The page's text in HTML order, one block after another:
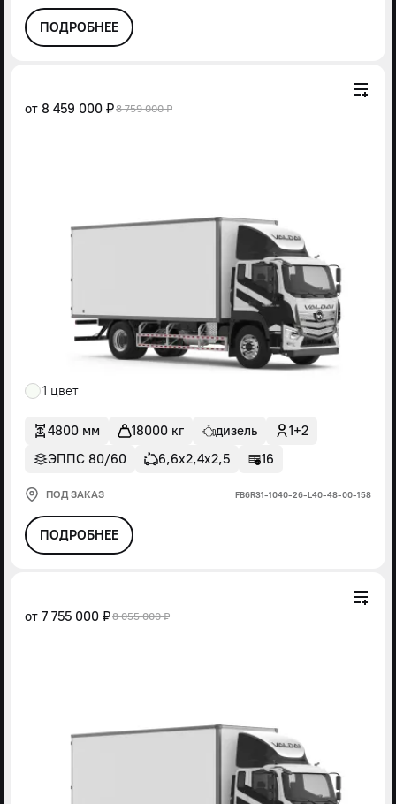
ПОДРОБНЕЕ
от 8 459 000 ₽8 759 000 ₽
1 цвет
4800 мм 18000 кг дизель
1+2
ЭППС 80/60
6,6х2,4х2,5 16
ПОД ЗАКАЗ FВ6R31-1040-26-L40-48-00-158
ПОДРОБНЕЕ
от 7 755 000 ₽8 055 000 ₽